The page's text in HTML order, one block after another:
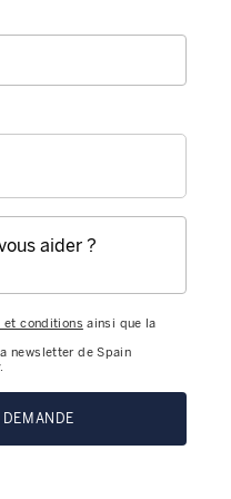
et conditions ainsi que la
newsletter de Spain